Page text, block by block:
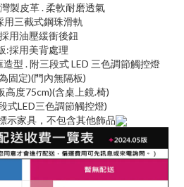
製皮革 . 柔軟耐磨透氣
用三截式鋼珠滑軌
用油壓緩衝後鈕
:採用美背處理
型 . 附三段式 LED 三色調節觸控燈
固定)(門內無隔板)
高度75cm)(含桌上鏡.椅)
式LED三色調節觸控燈)
示家具，不包含其他飾品